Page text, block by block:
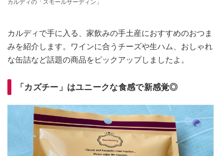
カルディの「スモールサーディン」
カルディで手に入る、家飲みの手土産におすすめのおつま
みを紹介します。ワインに合うチーズや生ハム、おしゃれ
な缶詰など話題の商品をピックアップしましたよ。
「カズチー」はユニークな食感で新感覚◎